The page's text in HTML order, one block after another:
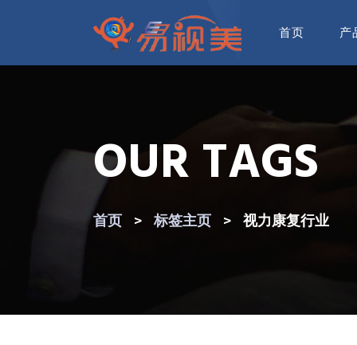
首页 产
OUR TAGS
首页 标签主页 视力康复行业